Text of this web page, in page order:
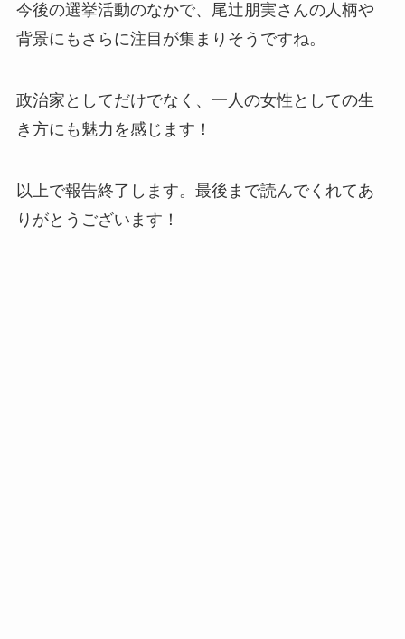
今後の選挙活動のなかで、尾辻朋実さんの人柄や
背景にもさらに注目が集まりそうですね。
政治家としてだけでなく、一人の女性としての生
き方にも魅力を感じます！
以上で報告終了します。最後まで読んでくれてあ
りがとうございます！